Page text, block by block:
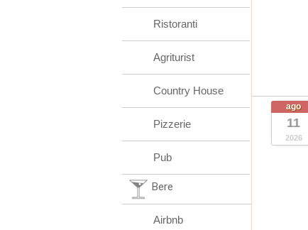
ago
11
2026
Ristoranti
Agriturist
Country House
Pizzerie
Pub
Bere
Airbnb